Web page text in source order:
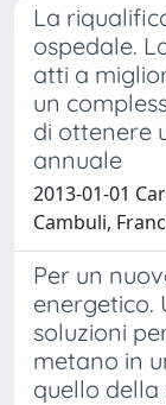
La
ospedale.
atti a
un
di ottenere
annuale
2013-01-01
Cambuli,
Per un
energetico.
soluzioni
metano in
quello della